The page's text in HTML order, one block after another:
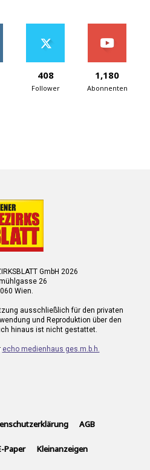
408
Follower
1,180
Abonnenten
GmbH 2026
26
Wien.
ausschließlich für den privaten
und Reproduktion über den
hinaus ist nicht gestattet.
echo medienhaus ges.m.b.h.
AGB
Paper Kleinanzeigen